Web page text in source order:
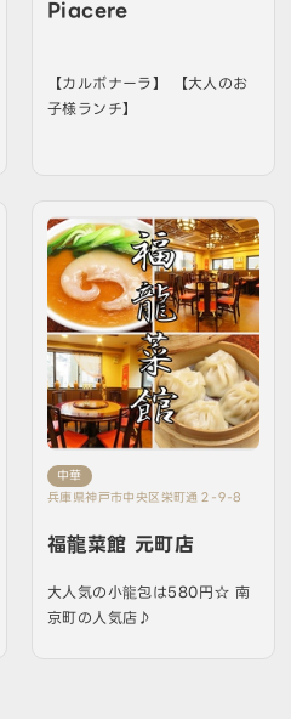
Piacere
【カルボナーラ】 【大人のお
子様ランチ】
中華
兵庫県神戸市中央区栄町通２-9-8
福龍菜館 元町店
大人気の小龍包は580円☆ 南
京町の人気店♪